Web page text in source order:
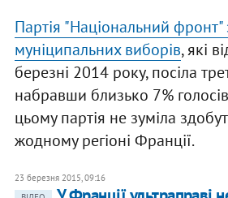
Партія "Національний фронт"
муніципальних виборів, які
березні 2014 року, посіла
набравши близько 7%
цьому партія не зуміла
жодному регіоні Франції.
23 березня 2015, 09:16